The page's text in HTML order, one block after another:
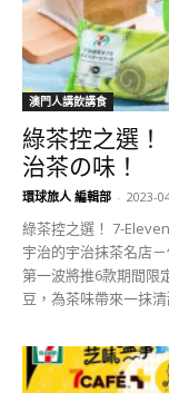
澳門人講飲講食
綠茶控之選！
治茶の味！
環球旅人 編輯部 - 2023-
綠茶控之選！ 7-
宇治的宇治抹茶名店
第一波將推6款期間限
豆，為茶味帶來一抹清